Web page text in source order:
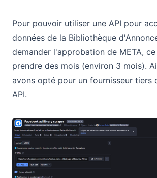
Pour pouvoir utiliser une API pour
données de la Bibliothèque
demander l'approbation de META,
prendre des mois (environ 3 mois).
avons opté pour un fournisseur tiers
API.